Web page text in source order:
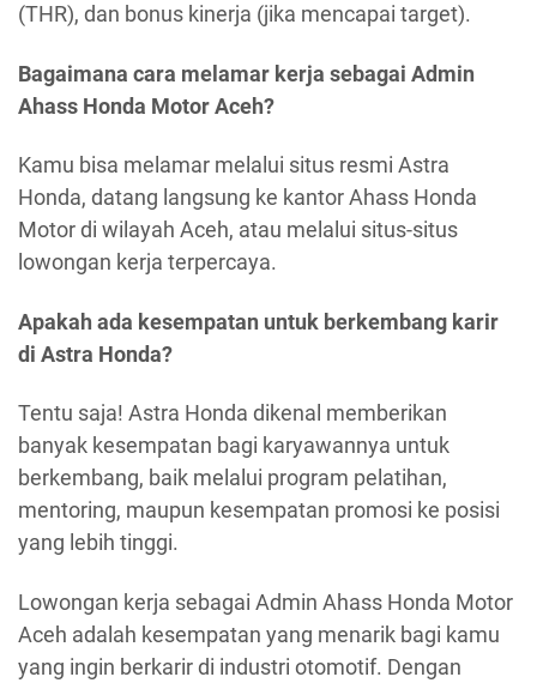
(THR), dan bonus kinerja (jika mencapai target).
Bagaimana cara melamar kerja sebagai Admin
Ahass Honda Motor Aceh?
Kamu bisa melamar melalui situs resmi Astra
Honda, datang langsung ke kantor Ahass Honda
Motor di wilayah Aceh, atau melalui situs-situs
lowongan kerja terpercaya.
Apakah ada kesempatan untuk berkembang karir
di Astra Honda?
Tentu saja! Astra Honda dikenal memberikan
banyak kesempatan bagi karyawannya untuk
berkembang, baik melalui program pelatihan,
mentoring, maupun kesempatan promosi ke posisi
yang lebih tinggi.
Lowongan kerja sebagai Admin Ahass Honda Motor
Aceh adalah kesempatan yang menarik bagi kamu
yang ingin berkarir di industri otomotif. Dengan